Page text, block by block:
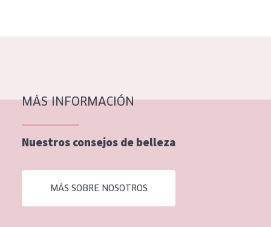
Piel madura
Piel menopáusica
EDAD
MÁS INFORMACIÓN
Nuestros consejos de belleza
MÁS SOBRE NOSOTROS